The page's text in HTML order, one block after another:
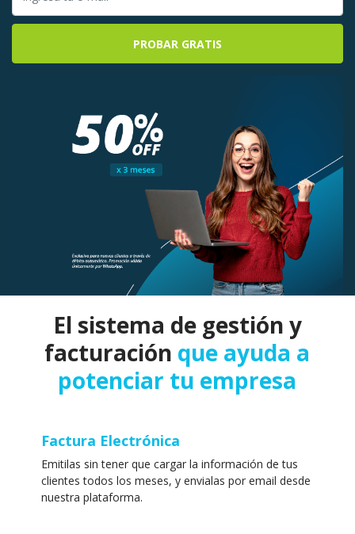
PROBAR GRATIS
El sistema de gestión y
facturación que ayuda a
potenciar tu empresa
Factura Electrónica
Emitilas sin tener que cargar la información de tus
clientes todos los meses, y envialas por email desde
nuestra plataforma.